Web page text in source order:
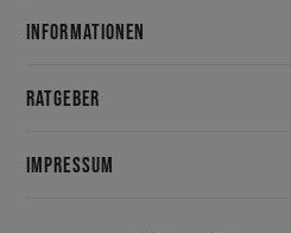
INFORMATIONEN
RATGEBER
IMPRESSUM